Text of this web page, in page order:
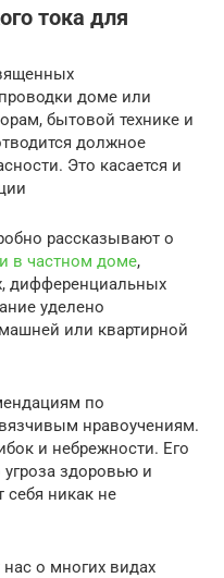
тока для
доме или
бытовой технике и
должное
Это касается и
рассказывают о
в частном доме,
дифференциальных
уделено
или квартирной
по
нравоучениям.
и небрежности. Его
здоровью и
никак не
о многих видах